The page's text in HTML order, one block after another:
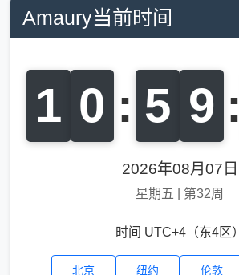
Amaury当前时间
1 0 : 5 9 :
2026年08月07日
星期五 第32周
时间 UTC+4（东4区）
北京 纽约 伦敦